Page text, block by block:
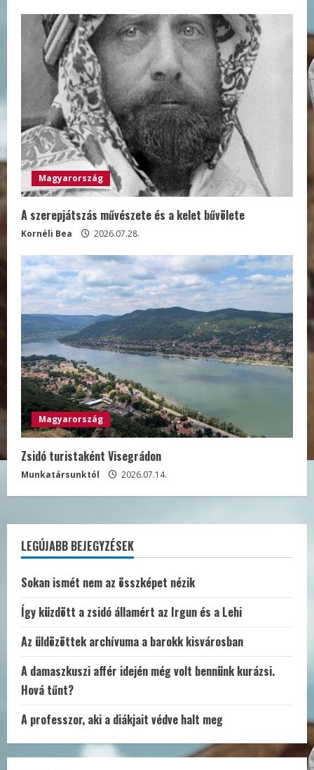
Magyarország
A szerepjátszás művészete és a kelet bűvölete
Kornéli Bea 2026.07.28.
Magyarország
Zsidó turistaként Visegrádon
Munkatársunktól 2026.07.14.
LEGÚJABB BEJEGYZÉSEK
Sokan ismét nem az összképet nézik
Így küzdött a zsidó államért az Irgun és a Lehi
Az üldözöttek archívuma a barokk kisvárosban
A damaszkuszi affér idején még volt bennünk kurázsi.
Hová tűnt?
A professzor, aki a diákjait védve halt meg